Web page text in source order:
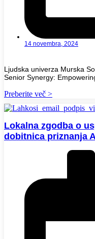
14 novembra, 2024
Ljudska univerza Murska
Senior Synergy:
Preberite več >
Lokalna zgodba o
dobitnica priznanja